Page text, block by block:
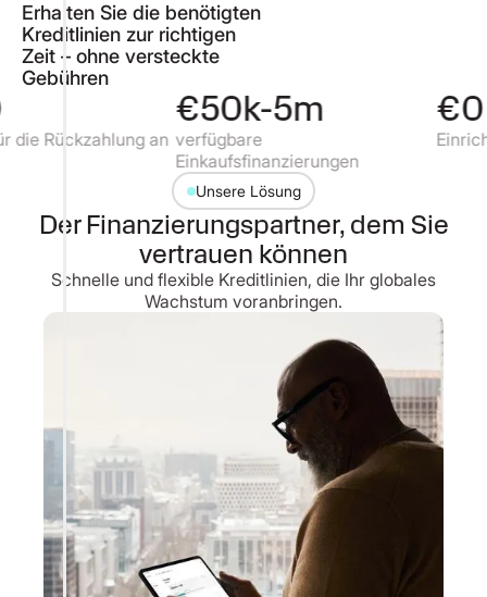
Erhalten Sie die benötigten
Kreditlinien zur richtigen
Zeit – ohne versteckte
Gebühren
Rückzahlung an
€50k-5m
verfügbare
Einkaufsfinanzierungen
€0
Unsere Lösung
Der Finanzierungspartner, dem Sie
vertrauen können
Schnelle und flexible Kreditlinien, die Ihr globales
Wachstum voranbringen.